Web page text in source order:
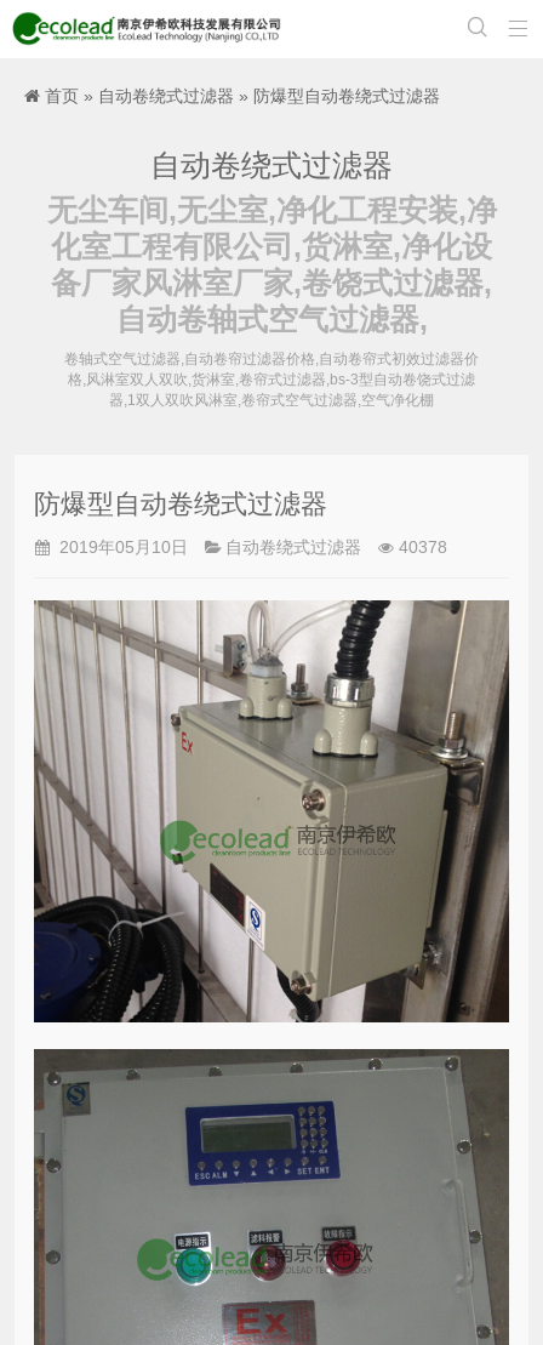


首页 » 自动卷绕式过滤器 » 防爆型自动卷绕式过滤器
自动卷绕式过滤器
无尘车间,无尘室,净化工程安装,净
化室工程有限公司,货淋室,净化设
备厂家风淋室厂家,卷饶式过滤器,
自动卷轴式空气过滤器,
卷轴式空气过滤器,自动卷帘过滤器价格,自动卷帘式初效过滤器价
格,风淋室双人双吹,货淋室,卷帘式过滤器,bs-3型自动卷饶式过滤
器,1双人双吹风淋室,卷帘式空气过滤器,空气净化棚
防爆型自动卷绕式过滤器
2019年05月10日 自动卷绕式过滤器 40378